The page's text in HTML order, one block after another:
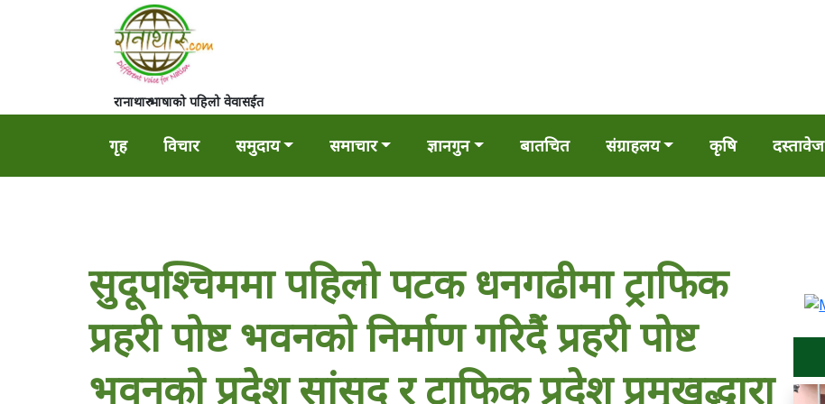
रानाथारु भाषाको पहिलो वेवासईत
गृह विचार समुदाय समाचार ज्ञानगुन बातचित संग्राहलय कृषि दस्तावेज
सुदूपश्चिममा पहिलो पटक धनगढीमा ट्राफिक
प्रहरी पोष्ट भवनको निर्माण गरिदैं प्रहरी पोष्ट
भवनको प्रदेश सांसद र ट्राफिक प्रदेश प्रमुखद्धारा